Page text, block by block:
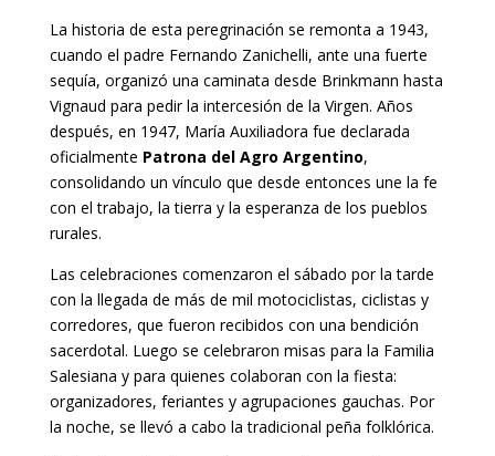
La historia de esta peregrinación se remonta a 1943,
cuando el padre Fernando Zanichelli, ante una fuerte
sequía, organizó una caminata desde Brinkmann hasta
Vignaud para pedir la intercesión de la Virgen. Años
después, en 1947, María Auxiliadora fue declarada
oficialmente Patrona del Agro Argentino,
consolidando un vínculo que desde entonces une la fe
con el trabajo, la tierra y la esperanza de los pueblos
rurales.
Las celebraciones comenzaron el sábado por la tarde
con la llegada de más de mil motociclistas, ciclistas y
corredores, que fueron recibidos con una bendición
sacerdotal. Luego se celebraron misas para la Familia
Salesiana y para quienes colaboran con la fiesta:
organizadores, feriantes y agrupaciones gauchas. Por
la noche, se llevó a cabo la tradicional peña folklórica.